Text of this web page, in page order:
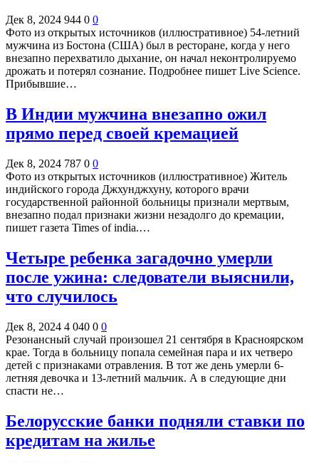
Дек 8, 2024 944 0 0
Фото из открытых источников (иллюстративное) 54-летний
мужчина из Бостона (США) был в ресторане, когда у него
внезапно перехватило дыхание, он начал неконтролируемо
дрожать и потерял сознание. Подробнее пишет Live Science.
Прибывшие…
В Индии мужчина внезапно ожил
прямо перед своей кремацией
Дек 8, 2024 787 0 0
Фото из открытых источников (иллюстративное) Житель
индийского города Джхунджхуну, которого врачи
государственной районной больницы признали мертвым,
внезапно подал признаки жизни незадолго до кремации,
пишет газета Times of india.…
Четыре ребенка загадочно умерли
после ужина: следователи выяснили,
что случилось
Дек 8, 2024 4 040 0 0
Резонансный случай произошел 21 сентября в Красноярском
крае. Тогда в больницу попала семейная пара и их четверо
детей с признаками отравления. В тот же день умерли 6-
летняя девочка и 13-летний мальчик. А в следующие дни
спасти не…
Белорусские банки подняли ставки по
кредитам на жилье